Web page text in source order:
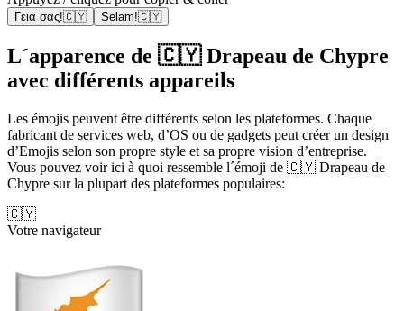
Γεια σας!🇨🇾 Selam!🇨🇾
L´apparence de 🇨🇾 Drapeau de Chypre
avec différents appareils
Les émojis peuvent être différents selon les plateformes. Chaque
fabricant de services web, d’OS ou de gadgets peut créer un design
d’Emojis selon son propre style et sa propre vision d’entreprise.
Vous pouvez voir ici à quoi ressemble l´émoji de 🇨🇾 Drapeau de
Chypre sur la plupart des plateformes populaires:
🇨🇾
Votre navigateur